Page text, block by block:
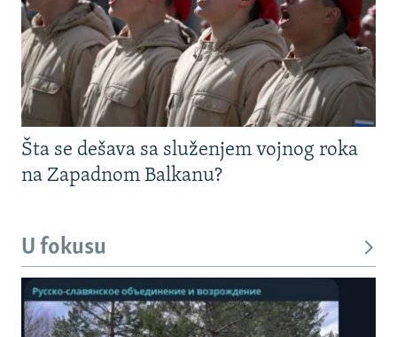
Šta se dešava sa služenjem vojnog roka
na Zapadnom Balkanu?
U fokusu